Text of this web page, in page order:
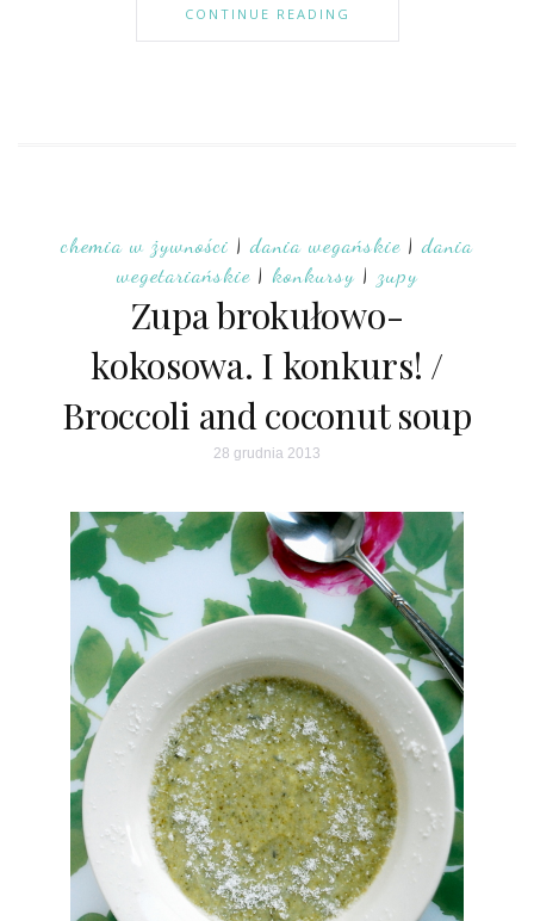
CONTINUE READING
chemia w żywności |dania wegańskie |dania
wegetariańskie| konkursy | zupy
Zupa brokułowo-
kokosowa. I konkurs! /
Broccoli and coconut soup
28 grudnia 2013